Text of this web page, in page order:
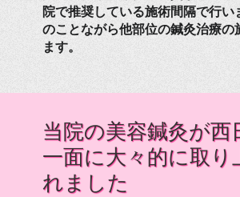
院で推奨している施術間隔で行
のことながら他部位の鍼灸治療の
ます。
当院の美容鍼灸が西
一面に大々的に取り
れました